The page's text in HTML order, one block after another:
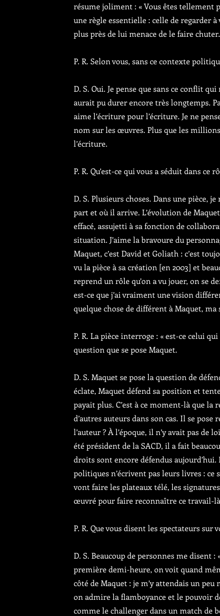
résume joliment : « Vous êtes tellement
une règle essentielle : celle de regarder
plus près de lui menace de le faire
P. R. Selon vous, sans ce contexte
D. S. Oui. Je pense que sans ce conflit
aurait pu durer encore très longtemps.
aime l’écriture pour l’écriture. Je ne
nom sur les œuvres. Plus que les
l’écriture.
P. R. Qu’est-ce qui vous a séduit dans ce
D. S. Plusieurs choses. Dans une pièce,
part et où il arrive. L’évolution de
effacé, assujetti à sa fonction de
situation. J’aime la bravoure du
Maquet, c’est David et Goliath : c’est
vu la pièce à sa création [en 2003] et
reprend un rôle qu’on a vu jouer, on se
est-ce que j’ai vraiment une vision
quelque chose de différent à Maquet,
P. R. La pièce interroge : « est-ce celui
question que se pose Maquet.
D. S. Maquet se pose la question de
éclate, Maquet défend sa position et
payait plus. C’est à ce moment-là que
d’autres auteurs dans son cas. Il se
l’auteur ? À l’époque, il n’y avait pas
été président de la SACD, il a fait
droits sont encore défendus aujourd’hui.
politiques n’écrivent pas leurs livres : ce
vont faire les plateaux télé, les
œuvré pour faire reconnaître ce travail-
P. R. Que vous disent les spectateurs sur
D. S. Beaucoup de personnes me disent :
première demi-heure, on voit quand
côté de Maquet : je m’y attendais un
on admire la flamboyance et le pouvoir
comme le challenger dans un match de